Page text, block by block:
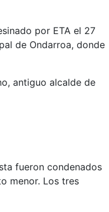
por ETA el 27
de Ondarroa, donde
antiguo alcalde de
fueron condenados
menor. Los tres